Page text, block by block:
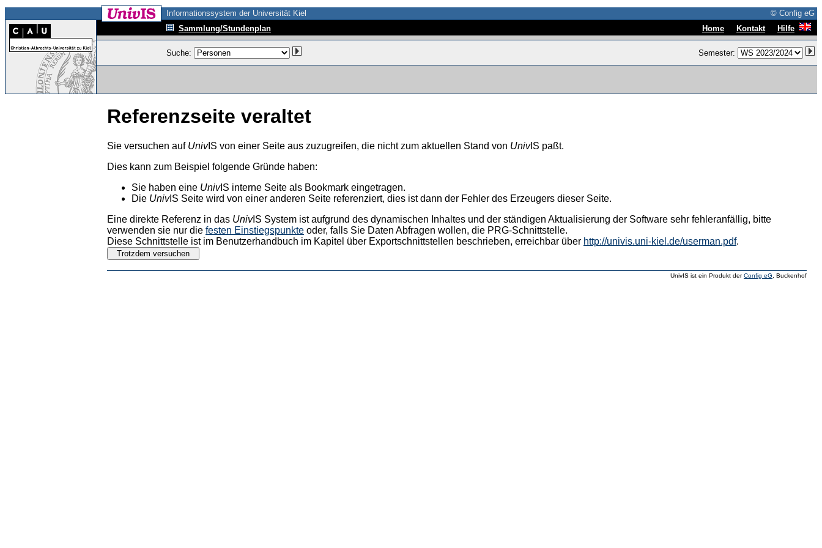
Informationssystem der Universität Kiel
© Config eG
Sammlung/Stundenplan
Home Kontakt Hilfe
Suche: Semester:
Referenzseite veraltet
Sie versuchen auf UnivIS von einer Seite aus zuzugreifen, die nicht zum aktuellen Stand von UnivIS paßt.
Dies kann zum Beispiel folgende Gründe haben:
Sie haben eine UnivIS interne Seite als Bookmark eingetragen.
Die UnivIS Seite wird von einer anderen Seite referenziert, dies ist dann der Fehler des Erzeugers dieser Seite.
Eine direkte Referenz in das UnivIS System ist aufgrund des dynamischen Inhaltes und der ständigen Aktualisierung der Software sehr fehleranfällig, bitte
verwenden sie nur die festen Einstiegspunkte oder, falls Sie Daten Abfragen wollen, die PRG-Schnittstelle.
Diese Schnittstelle ist im Benutzerhandbuch im Kapitel über Exportschnittstellen beschrieben, erreichbar über http://univis.uni-kiel.de/userman.pdf.
UnivIS ist ein Produkt derConfig eG , Buckenhof